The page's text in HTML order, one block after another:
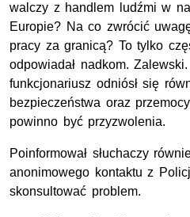
walczy z handlem ludźmi w
Europie? Na co zwrócić
pracy za granicą? To tylko
odpowiadał nadkom.
funkcjonariusz odniósł się
bezpieczeństwa oraz
powinno być przyzwolenia.
Poinformował słuchaczy
anonimowego kontaktu z
skonsultować problem.